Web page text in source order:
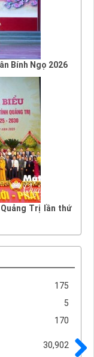
Bính Ngọ 2026
Trị lần thứ
175
5
170
30,902